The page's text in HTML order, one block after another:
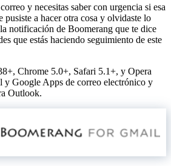
y necesitas saber con urgencia si esa
pusiste a hacer otra cosa y olvidaste lo
notificación de Boomerang que te dice
que estás haciendo seguimiento de este
Chrome 5.0+, Safari 5.1+, y Opera
y Google Apps de correo electrónico y
Outlook.